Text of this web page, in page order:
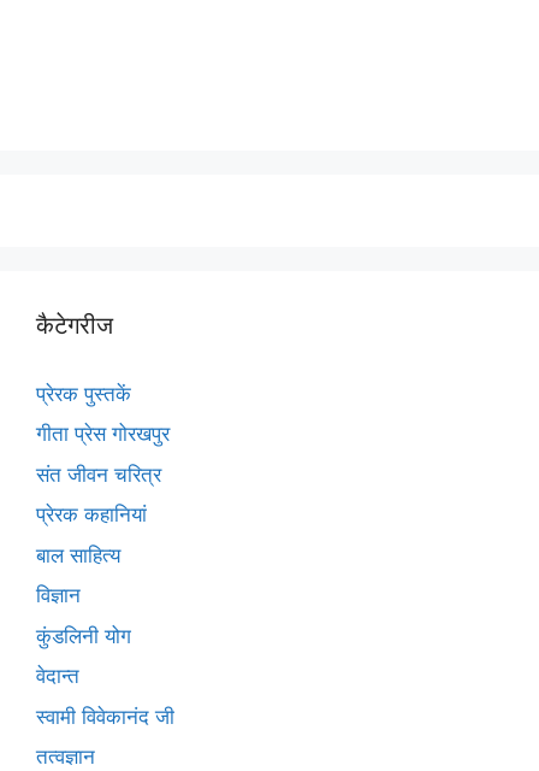
कैटेगरीज
प्रेरक पुस्तकें
गीता प्रेस गोरखपुर
संत जीवन चरित्र
प्रेरक कहानियां
बाल साहित्य
विज्ञान
कुंडलिनी योग
वेदान्त
स्वामी विवेकानंद जी
तत्वज्ञान